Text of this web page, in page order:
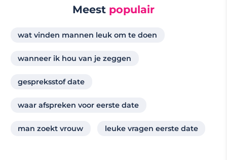
Meest populair
wat vinden mannen leuk om te doen
wanneer ik hou van je zeggen
gespreksstof date
waar afspreken voor eerste date
man zoekt vrouw leuke vragen eerste date